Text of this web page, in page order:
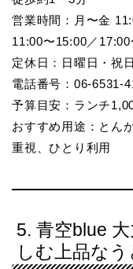
営業時間：月〜金
11:00〜15:00／
定休日：日曜日・祝日
電話番号：06-6531-
予算目安：ランチ
おすすめ用途：とん
重視、ひとり利用
5. 青空blue
しむ上品な